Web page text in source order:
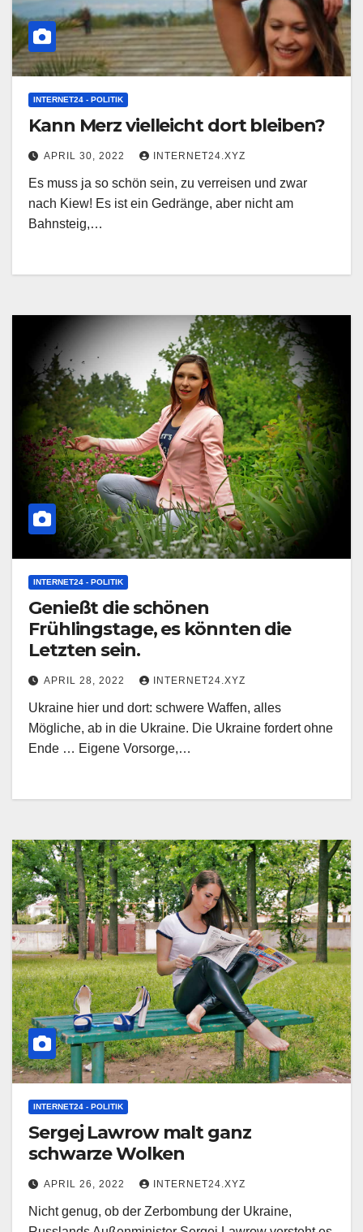
INTERNET24 - POLITIK
Kann Merz vielleicht dort bleiben?
APRIL 30, 2022 INTERNET24.XYZ
Es muss ja so schön sein, zu verreisen und zwar
nach Kiew! Es ist ein Gedränge, aber nicht am
Bahnsteig,…
INTERNET24 - POLITIK
Genießt die schönen
Frühlingstage, es könnten die
Letzten sein.
APRIL 28, 2022 INTERNET24.XYZ
Ukraine hier und dort: schwere Waffen, alles
Mögliche, ab in die Ukraine. Die Ukraine fordert ohne
Ende … Eigene Vorsorge,…
INTERNET24 - POLITIK
Sergej Lawrow malt ganz
schwarze Wolken
APRIL 26, 2022 INTERNET24.XYZ
Nicht genug, ob der Zerbombung der Ukraine,